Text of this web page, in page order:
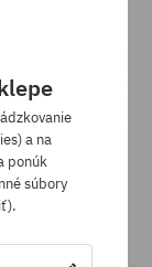
a na
ponúk
súbory